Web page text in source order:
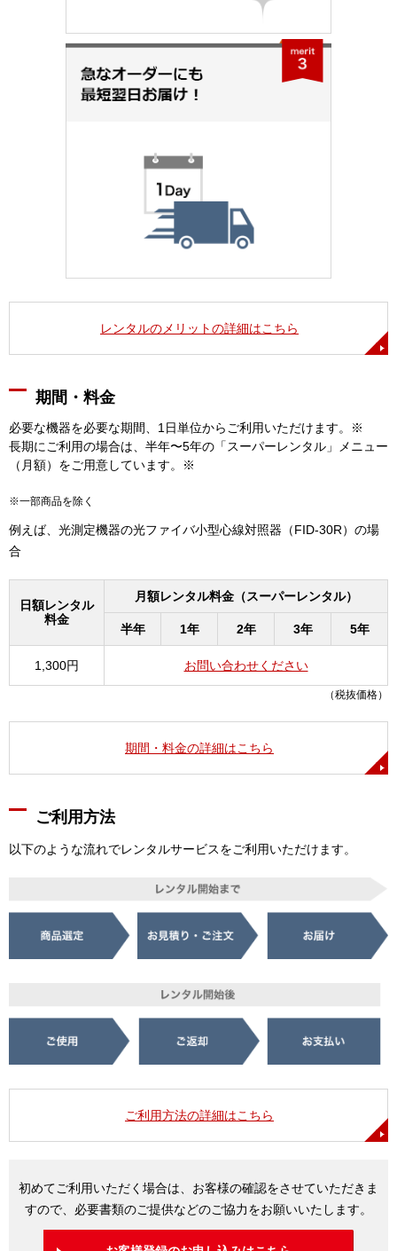
レンタルのメリットの詳細はこちら
期間・料金
必要な機器を必要な期間、1日単位からご利用いただけます。※
長期にご利用の場合は、半年〜5年の「スーパーレンタル」メニュー
（月額）をご用意しています。※
※一部商品を除く
例えば、光測定機器の光ファイバ小型心線対照器（FID-30R）の場
合
日額レンタル
料金
月額レンタル料金（スーパーレンタル）
半年 1年 2年 3年 5年
1,300円 お問い合わせください
（税抜価格）
期間・料金の詳細はこちら
ご利用方法
以下のような流れでレンタルサービスをご利用いただけます。
ご利用方法の詳細はこちら
初めてご利用いただく場合は、お客様の確認をさせていただきま
すので、必要書類のご提供などのご協力をお願いいたします。